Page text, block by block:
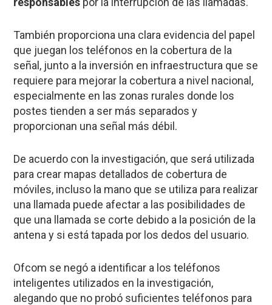
También proporciona una clara evidencia del papel
que juegan los teléfonos en la cobertura de la
señal, junto a la inversión en infraestructura que se
requiere para mejorar la cobertura a nivel nacional,
especialmente en las zonas rurales donde los
postes tienden a ser más separados y
proporcionan una señal más débil.
De acuerdo con la investigación, que será utilizada
para crear mapas detallados de cobertura de
móviles, incluso la mano que se utiliza para realizar
una llamada puede afectar a las posibilidades de
que una llamada se corte debido a la posición de la
antena y si está tapada por los dedos del usuario.
Ofcom se negó a identificar a los teléfonos
inteligentes utilizados en la investigación,
alegando que no probó suficientes teléfonos para